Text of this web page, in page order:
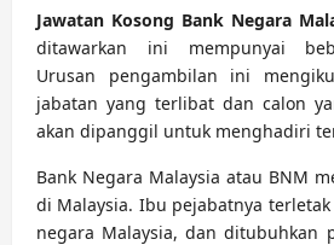
Jawatan Kosong Bank Negara
ditawarkan ini mempunyai
Urusan pengambilan ini
jabatan yang terlibat dan calon
akan dipanggil untuk menghadiri
Bank Negara Malaysia atau BNM
di Malaysia. Ibu pejabatnya
negara Malaysia, dan ditubuhkan